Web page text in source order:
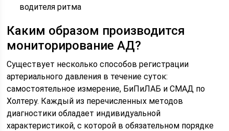
водителя ритма
Каким образом производится
мониторирование АД?
Существует несколько способов регистрации
артериального давления в течение суток:
самостоятельное измерение, БиПиЛАБ и СМАД по
Холтеру. Каждый из перечисленных методов
диагностики обладает индивидуальной
характеристикой, с которой в обязательном порядке